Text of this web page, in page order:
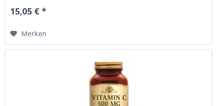
15,05 € *
Merken